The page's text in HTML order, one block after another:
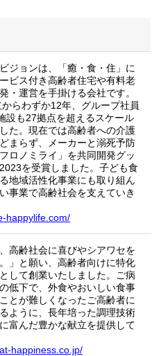
ジョンは、「癒・食・住」に
ビス付き高齢者住宅や有料老
・運営を手掛ける会社です。
らわずか12年、グループ社員
設も27拠点を超えるスケール
た。現在では高齢者への介護
まらず、メーカーと溺死予防
ロノミライ」を共同開発グッ
を受賞しました。子ども食
地域活性化事業にも取り組ん
事業で高齢社会を支えていき
happylife.com/
、高齢社会に喜びやシアワセを
」と願い、高齢者向けに特化
して創業いたしました。ご病
低下で、外食やおいしい食事
とが難しくなったご高齢者に
ように、長年培った調理技術
富んだ豊かな献立を提供して
happiness.co.jp/